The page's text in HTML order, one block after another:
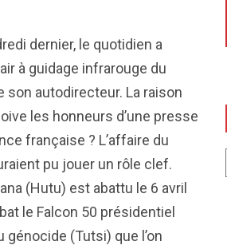
dernier, le quotidien a
à guidage infrarouge du
autodirecteur. La raison
les honneurs d’une presse
française ? L’affaire du
pu jouer un rôle clef.
(Hutu) est abattu le 6 avril
le Falcon 50 présidentiel
(Tutsi) que l’on